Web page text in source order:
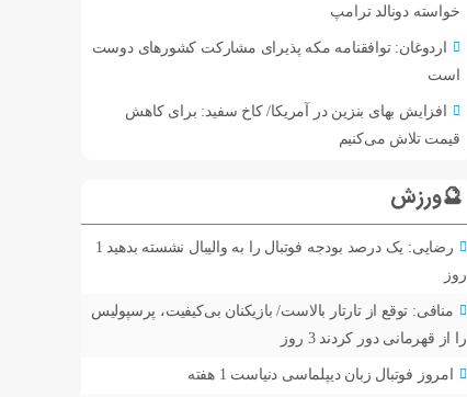
خواسته دونالد ترامپ
اردوغان: توافقنامه مکه پذیرای مشارکت کشورهای دوست
است
افزایش بهای بنزین در آمریکا/ کاخ سفید: برای کاهش
قیمت تلاش می‌کنیم
🔮ورزش
رضایی: یک درصد بودجه فوتبال را به والیبال نشسته بدهید 1
روز
منافی: توقع از تارتار بالاست/ بازیکنان بی‌کیفیت، پرسپولیس
را از قهرمانی دور کردند 3 روز
امروز فوتبال زبان دیپلماسی دنیاست 1 هفته